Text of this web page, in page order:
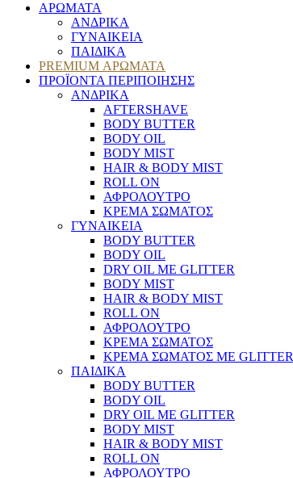
ΑΡΩΜΑΤΑ
ΑΝΔΡΙΚΑ
ΓΥΝΑΙΚΕΙΑ
ΠΑΙΔΙΚΑ
PREMIUM ΑΡΩΜΑΤΑ
ΠΡΟΪΟΝΤΑ ΠΕΡΙΠΟΙΗΣΗΣ
ΑΝΔΡΙΚΑ
AFTERSHAVE
BODY BUTTER
BODY OIL
BODY MIST
HAIR & BODY MIST
ROLL ON
ΑΦΡΟΛΟΥΤΡΟ
ΚΡΕΜΑ ΣΩΜΑΤΟΣ
ΓΥΝΑΙΚΕΙΑ
BODY BUTTER
BODY OIL
DRY OIL ΜΕ GLITTER
BODY MIST
HAIR & BODY MIST
ROLL ON
ΑΦΡΟΛΟΥΤΡΟ
ΚΡΕΜΑ ΣΩΜΑΤΟΣ
ΚΡΕΜΑ ΣΩΜΑΤΟΣ ΜΕ GLITTER
ΠΑΙΔΙΚΑ
BODY BUTTER
BODY OIL
DRY OIL ΜΕ GLITTER
BODY MIST
HAIR & BODY MIST
ROLL ON
ΑΦΡΟΛΟΥΤΡΟ